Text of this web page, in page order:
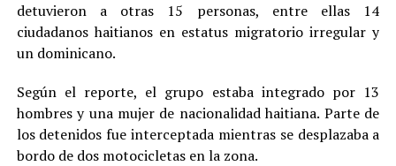
detuvieron a otras 15 personas, entre ellas 14
ciudadanos haitianos en estatus migratorio irregular y
un dominicano.
Según el reporte, el grupo estaba integrado por 13
hombres y una mujer de nacionalidad haitiana. Parte de
los detenidos fue interceptada mientras se desplazaba a
bordo de dos motocicletas en la zona.